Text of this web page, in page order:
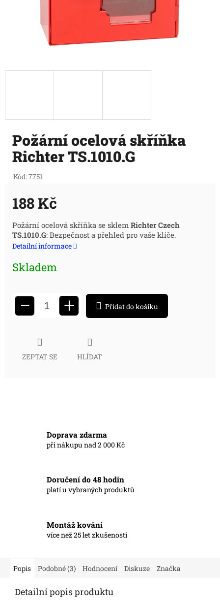
Požární ocelová skříňka
Richter TS.1010.G
Kód:7751
188 Kč
Měrná
cena:
Požární ocelová skříňka se sklem Richter Czech
TS.1010.G: Bezpečnost a přehled pro vaše klíče.
Detailní informace
Skladem
− + Přidat do košíku
ZEPTAT SE HLÍDAT
Doprava zdarma
při nákupu nad 2 000 Kč
Doručení do 48 hodin
platí u vybraných produktů
Montáž kování
více než 25 let zkušeností
Popis Podobné (3) Hodnocení Diskuze Značka
Detailní popis produktu